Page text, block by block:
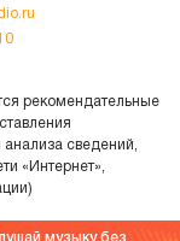
рекомендательные
сведений,
«Интернет»,
музыку без